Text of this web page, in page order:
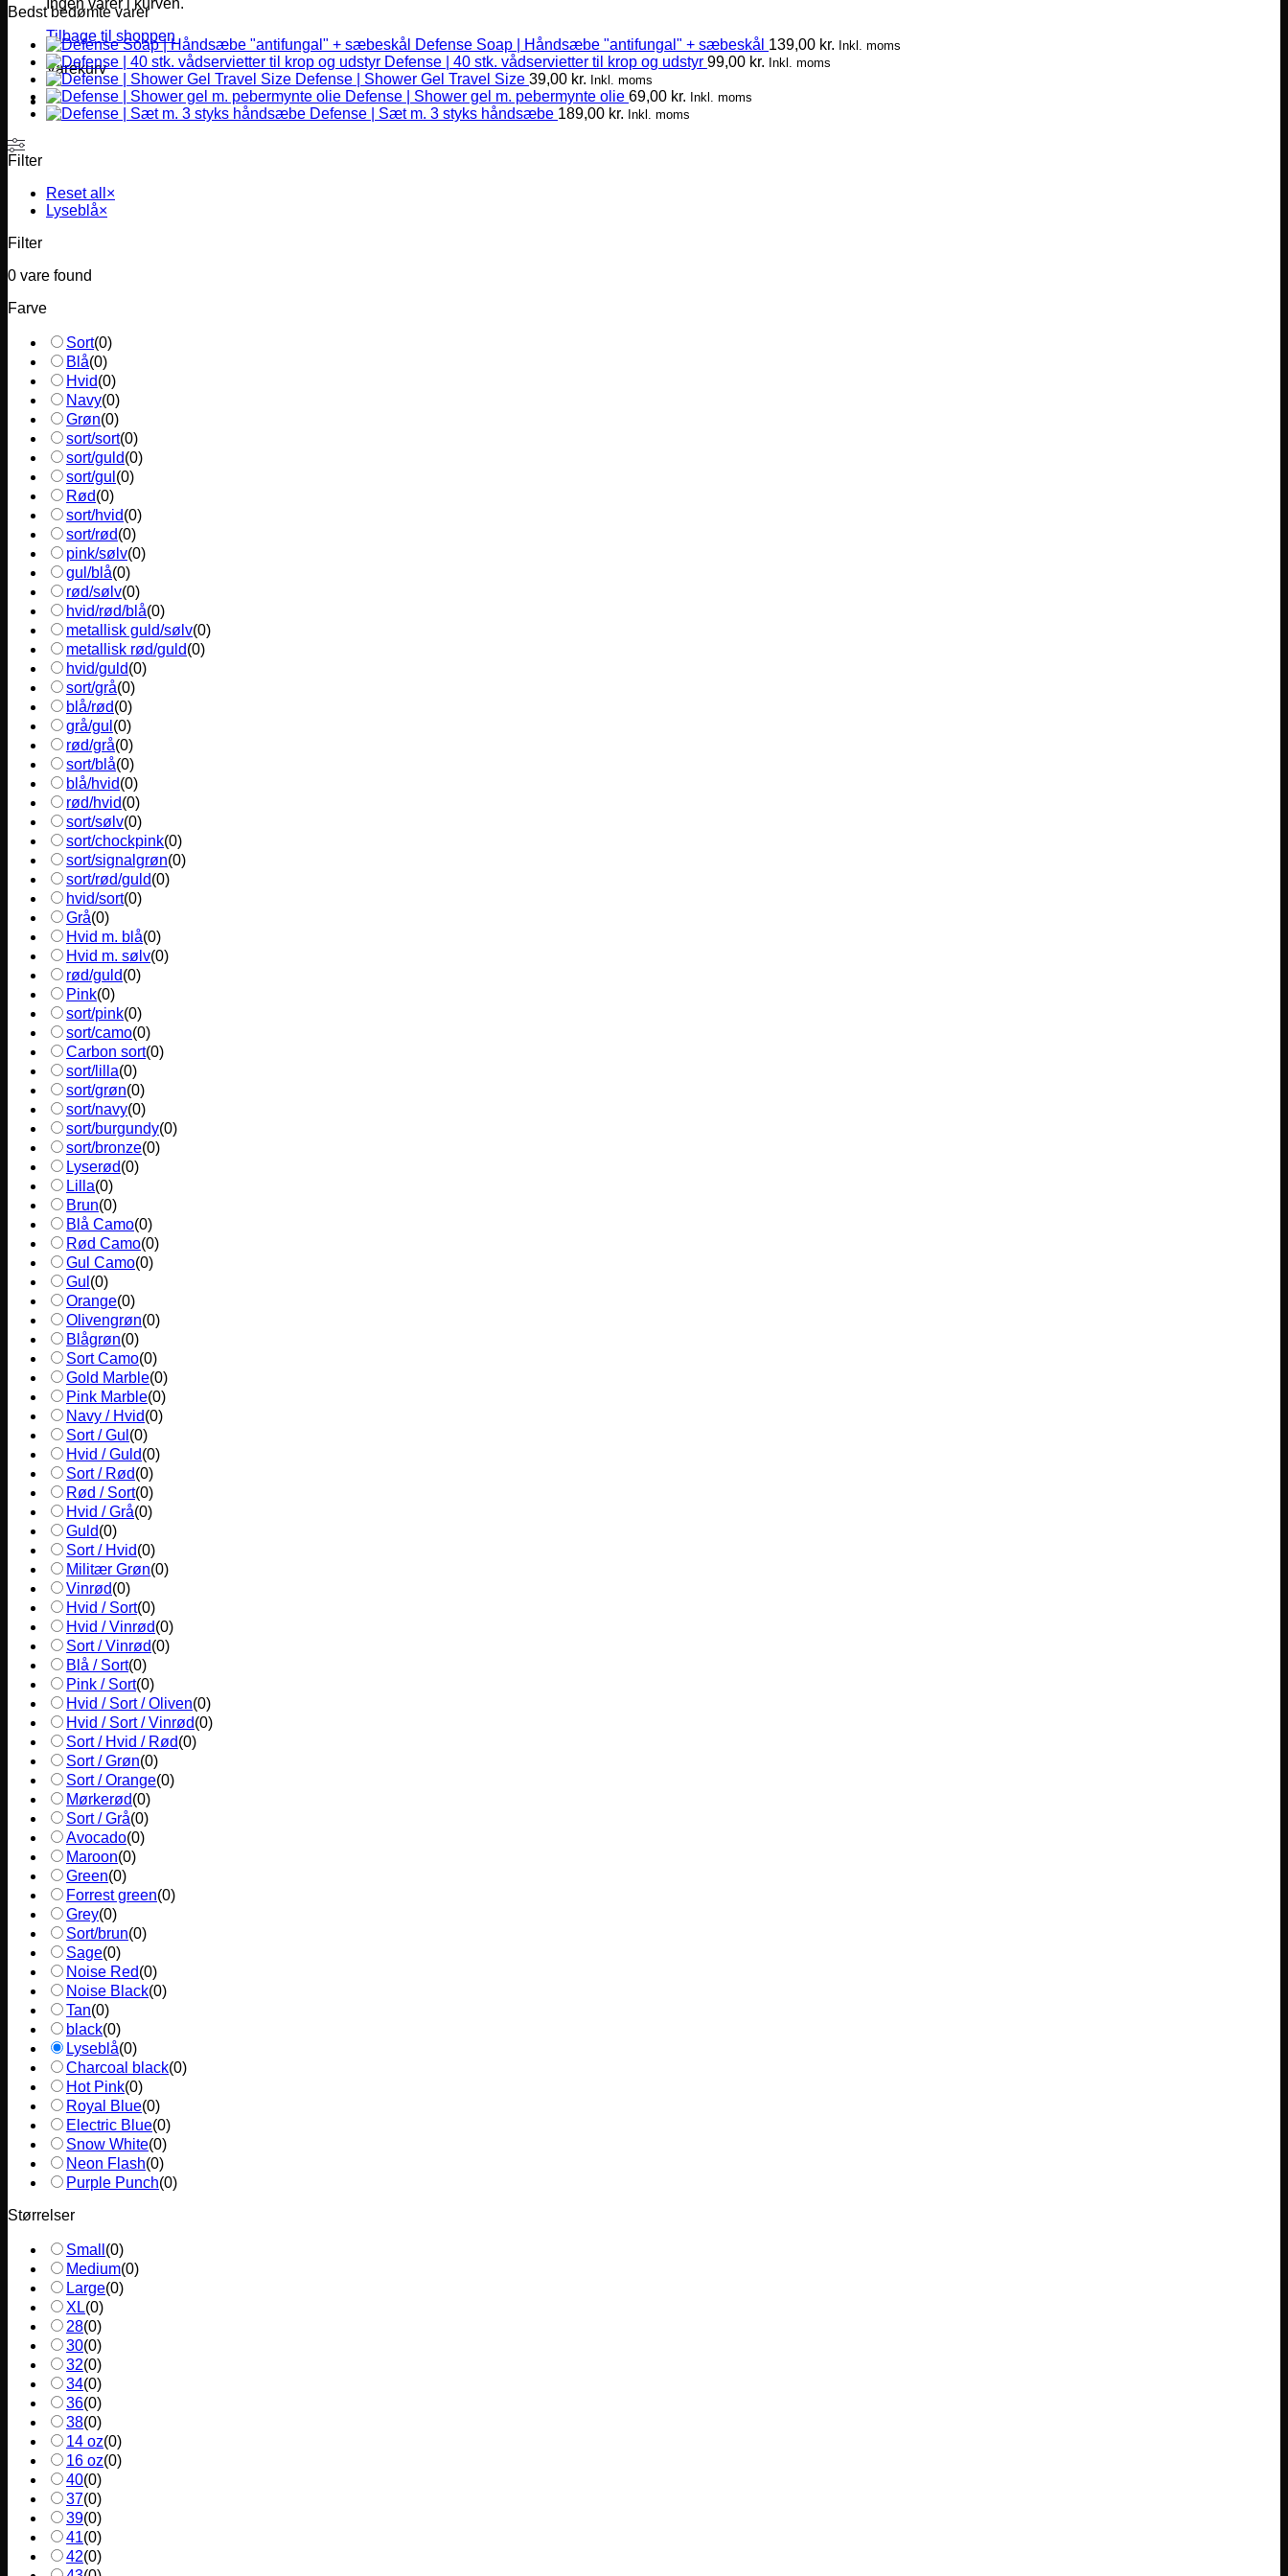
Ingen varer i kurven.
Tilbage til shoppen
Varekurv
Bedst bedømte varer
Defense Soap | Håndsæbe "antifungal" + sæbeskål 139,00 kr. Inkl. moms
Defense | 40 stk. vådservietter til krop og udstyr 99,00 kr. Inkl. moms
Defense | Shower Gel Travel Size 39,00 kr. Inkl. moms
Defense | Shower gel m. pebermynte olie 69,00 kr. Inkl. moms
Defense | Sæt m. 3 styks håndsæbe 189,00 kr. Inkl. moms
Filter
Reset all ×
Lyseblå×
Filter
0 vare found
Farve
Sort(0)
Blå(0)
Hvid(0)
Navy(0)
Grøn(0)
sort/sort(0)
sort/guld(0)
sort/gul (0)
Rød(0)
sort/hvid(0)
sort/rød(0)
pink/sølv(0)
gul/blå(0)
rød/sølv(0)
hvid/rød/blå(0)
metallisk guld/sølv(0)
metallisk rød/guld(0)
hvid/guld(0)
sort/grå(0)
blå/rød(0)
grå/gul (0)
rød/grå(0)
sort/blå(0)
blå/hvid(0)
rød/hvid(0)
sort/sølv(0)
sort/chockpink(0)
sort/signalgrøn(0)
sort/rød/guld(0)
hvid/sort(0)
Grå(0)
Hvid m. blå(0)
Hvid m. sølv(0)
rød/guld(0)
Pink(0)
sort/pink(0)
sort/camo(0)
Carbon sort(0)
sort/lilla(0)
sort/grøn(0)
sort/navy(0)
sort/burgundy(0)
sort/bronze(0)
Lyserød(0)
Lilla(0)
Brun(0)
Blå Camo(0)
Rød Camo(0)
Gul Camo(0)
Gul (0)
Orange(0)
Olivengrøn(0)
Blågrøn(0)
Sort Camo(0)
Gold Marble(0)
Pink Marble(0)
Navy / Hvid(0)
Sort / Gul (0)
Hvid / Guld(0)
Sort / Rød(0)
Rød / Sort(0)
Hvid / Grå(0)
Guld(0)
Sort / Hvid(0)
Militær Grøn(0)
Vinrød(0)
Hvid / Sort(0)
Hvid / Vinrød(0)
Sort / Vinrød(0)
Blå / Sort(0)
Pink / Sort(0)
Hvid / Sort / Oliven(0)
Hvid / Sort / Vinrød(0)
Sort / Hvid / Rød(0)
Sort / Grøn(0)
Sort / Orange(0)
Mørkerød(0)
Sort / Grå(0)
Avocado(0)
Maroon(0)
Green(0)
Forrest green(0)
Grey(0)
Sort/brun(0)
Sage(0)
Noise Red(0)
Noise Black(0)
Tan(0)
black(0)
Lyseblå(0)
Charcoal black(0)
Hot Pink(0)
Royal Blue(0)
Electric Blue(0)
Snow White(0)
Neon Flash(0)
Purple Punch(0)
Størrelser
Small (0)
Medium(0)
Large(0)
XL(0)
28(0)
30(0)
32(0)
34(0)
36(0)
38(0)
14 oz(0)
16 oz(0)
40(0)
37(0)
39(0)
41(0)
42(0)